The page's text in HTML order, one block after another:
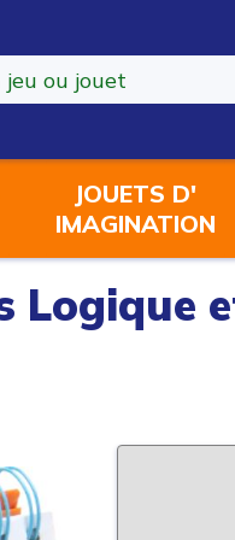
JOUETS D'
IMAGINATION
Logique